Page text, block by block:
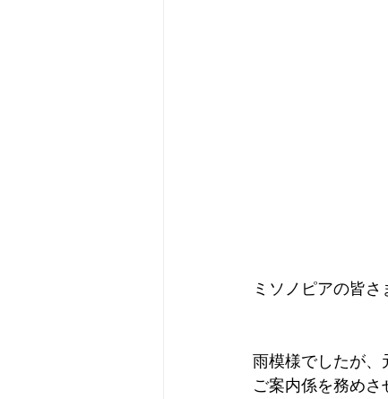
ミソノピアの皆
雨模様でしたが、
ご案内係を務め